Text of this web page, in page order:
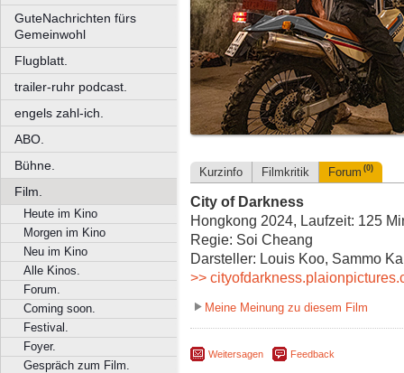
GuteNachrichten fürs
Gemeinwohl
Flugblatt.
trailer-ruhr podcast.
engels zahl-ich.
ABO.
Bühne.
Film.
Heute im Kino
Morgen im Kino
Neu im Kino
Alle Kinos.
Forum.
Coming soon.
Festival.
Foyer.
Gespräch zum Film.
Kurzinfo Filmkritik Forum (0)
City of Darkness
Hongkong 2024, Laufzeit: 125
Regie: Soi Cheang
Darsteller: Louis Koo, Sammo
>>
Meine Meinung zu diesem Film
Weitersagen Feedback